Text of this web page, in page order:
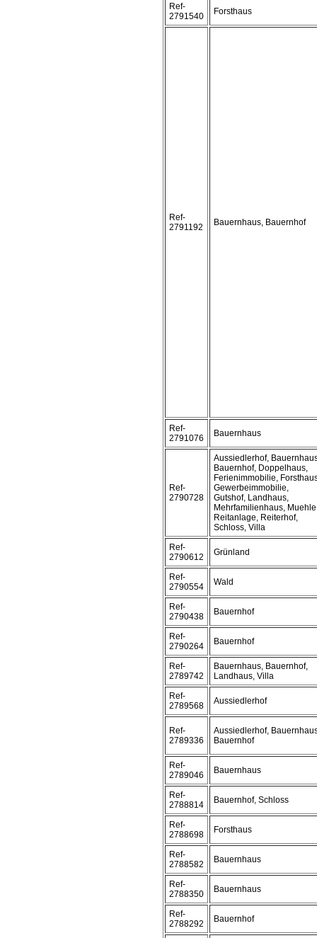
Ref-
2791540
Forsthaus
Ref-
2791192
Bauernhaus, Bauernhof
Ref-
2791076
Bauernhaus
Ref-
2790728
Aussiedlerhof,
Bauernhof, Doppelhaus,
Ferienimmobilie,
Gewerbeimmobilie,
Gutshof, Landhaus,
Mehrfamilienhaus,
Reitanlage, Reiterhof,
Schloss, Villa
Ref-
2790612
Grünland
Ref-
2790554
Wald
Ref-
2790438
Bauernhof
Ref-
2790264
Bauernhof
Ref-
2789742
Bauernhaus, Bauernhof,
Landhaus, Villa
Ref-
2789568
Aussiedlerhof
Ref-
2789336
Aussiedlerhof,
Bauernhof
Ref-
2789046
Bauernhaus
Ref-
2788814
Bauernhof, Schloss
Ref-
2788698
Forsthaus
Ref-
2788582
Bauernhaus
Ref-
2788350
Bauernhaus
Ref-
2788292
Bauernhof